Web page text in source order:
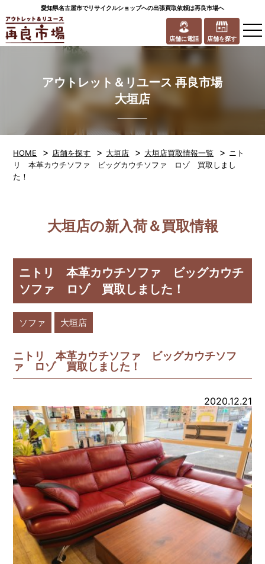
愛知県名古屋市でリサイクルショップへの出張買取依頼は再良市場へ
店舗に電話 店舗を探す
アウトレット＆リユース 再良市場
大垣店
HOME > 店舗を探す > 大垣店 > 大垣店買取情報一覧 > ニト
リ 本革カウチソファ ビッグカウチソファ ロゾ 買取しまし
た！
大垣店の新入荷＆買取情報
ニトリ 本革カウチソファ ビッグカウチ
ソファ ロゾ 買取しました！
ソファ 大垣店
ニトリ 本革カウチソファ ビッグカウチソフ
ァ ロゾ 買取しました！
2020.12.21